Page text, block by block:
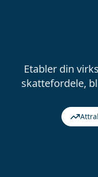
Etabler din
skattefordele,